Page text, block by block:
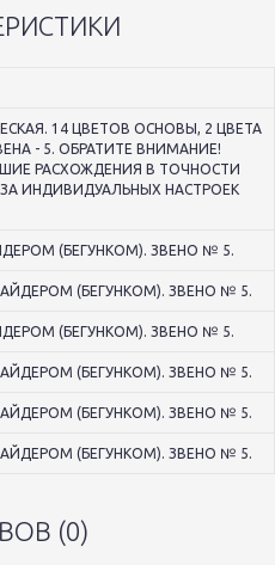
14 ЦВЕТОВ ОСНОВЫ, 2 ЦВЕТА
- 5. ОБРАТИТЕ ВНИМАНИЕ!
РАСХОЖДЕНИЯ В ТОЧНОСТИ
ИНДИВИДУАЛЬНЫХ НАСТРОЕК
(БЕГУНКОМ). ЗВЕНО № 5.
(БЕГУНКОМ). ЗВЕНО № 5.
(БЕГУНКОМ). ЗВЕНО № 5.
(БЕГУНКОМ). ЗВЕНО № 5.
(БЕГУНКОМ). ЗВЕНО № 5.
(БЕГУНКОМ). ЗВЕНО № 5.
(0)